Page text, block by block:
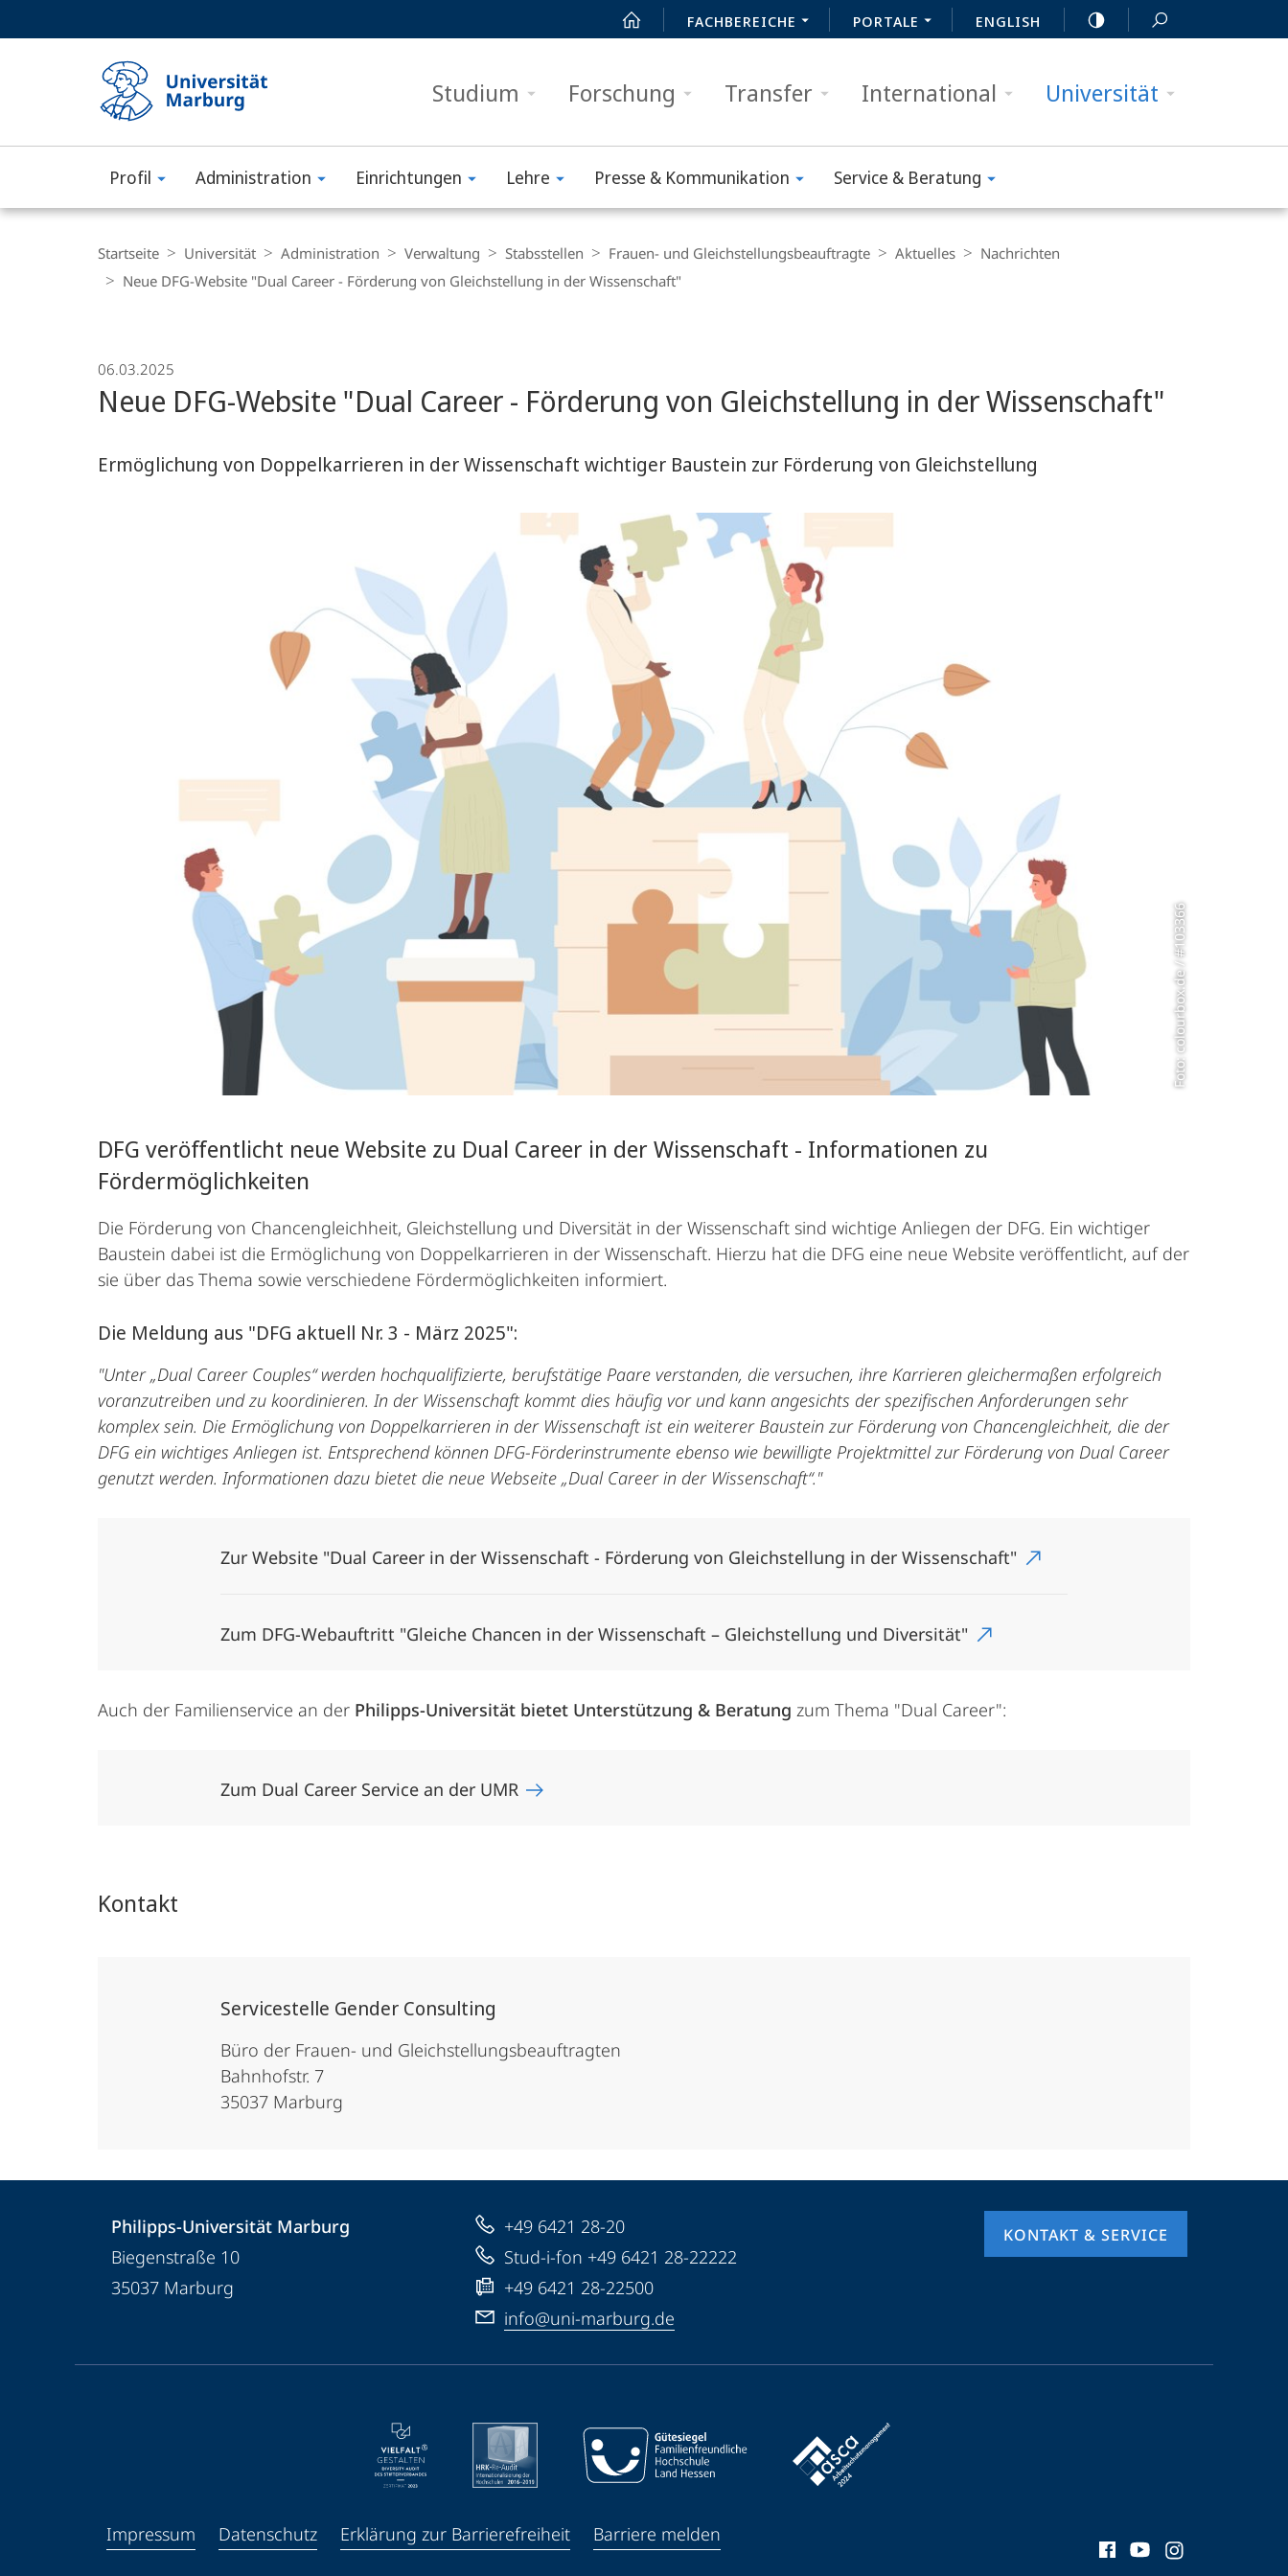
FACHBEREICHE PORTALE ENGLISH
Studium Forschung Transfer International Universität
Philipps-
Universität
Marburg
Profil Administration Einrichtungen Lehre Presse & Kommunikation Service & Beratung
Navigation
Startseite Universität Administration Verwaltung Stabsstellen Frauen- und Gleichstellungsbeauftragte Aktuelles
Nachrichten
Neue DFG-Website "Dual Career - Förderung von Gleichstellung in der Wissenschaft"
06.03.2025
Neue DFG-Website "Dual Career - Förderung von Gleichstellung in der Wissenschaft"
Ermöglichung von Doppelkarrieren in der Wissenschaft wichtiger Baustein zur Förderung von Gleichstellung
Foto: colourbox.de / #103366
DFG veröffentlicht neue Website zu Dual Career in der Wissenschaft - Informationen zu
Fördermöglichkeiten
Die Förderung von Chancengleichheit, Gleichstellung und Diversität in der Wissenschaft sind wichtige Anliegen der DFG. Ein wichtiger
Baustein dabei ist die Ermöglichung von Doppelkarrieren in der Wissenschaft. Hierzu hat die DFG eine neue Website veröffentlicht, auf der
sie über das Thema sowie verschiedene Fördermöglichkeiten informiert.
Die Meldung aus "DFG aktuell Nr. 3 - März 2025":
"Unter „Dual Career Couples“ werden hochqualifizierte, berufstätige Paare verstanden, die versuchen, ihre Karrieren gleichermaßen erfolgreich
voranzutreiben und zu koordinieren. In der Wissenschaft kommt dies häufig vor und kann angesichts der spezifischen Anforderungen sehr
komplex sein. Die Ermöglichung von Doppelkarrieren in der Wissenschaft ist ein weiterer Baustein zur Förderung von Chancengleichheit, die der
DFG ein wichtiges Anliegen ist. Entsprechend können DFG-Förderinstrumente ebenso wie bewilligte Projektmittel zur Förderung von Dual Career
genutzt werden. Informationen dazu bietet die neue Webseite „Dual Career in der Wissenschaft“."
Zur Website "Dual Career in der Wissenschaft - Förderung von Gleichstellung in der Wissenschaft"
Zum DFG-Webauftritt "Gleiche Chancen in der Wissenschaft – Gleichstellung und Diversität"
Auch der Familienservice an der Philipps-Universität bietet Unterstützung & Beratung zum Thema "Dual Career":
Zum Dual Career Service an der UMR
Kontakt
Servicestelle Gender Consulting
Büro der Frauen- und Gleichstellungsbeauftragten
Bahnhofstr. 7
35037 Marburg
Informationen
Kontaktinformationen
Philipps-
Universität
Marburg
Philipps-Universität Marburg
Biegenstraße 10
35037 Marburg
+49 6421 28-20
Stud-i-fon +49 6421 28-22222
+49 6421 28-22500
info@uni-marburg.de
KONTAKT & SERVICE
Media
Kontakte
Impressum Datenschutz Erklärung zur Barrierefreiheit
Barriere melden
FacebookYoutubeInstagram